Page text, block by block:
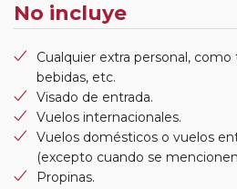
No incluye
Cualquier extra personal,
bebidas, etc.
Visado de entrada.
Vuelos internacionales.
Vuelos domésticos o vuelos
(excepto cuando se
Propinas.